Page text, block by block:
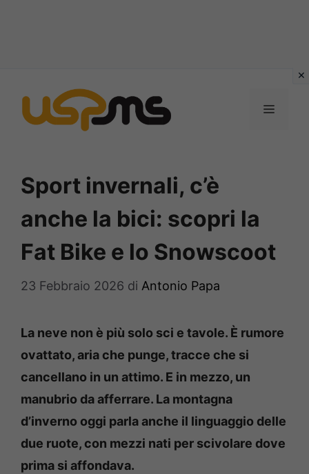
contenuto
MENU
Sport invernali, c’è
anche la bici: scopri la
Fat Bike e lo Snowscoot
23 Febbraio 2026 di Antonio Papa
La neve non è più solo sci e tavole. È rumore
ovattato, aria che punge, tracce che si
cancellano in un attimo. E in mezzo, un
manubrio da afferrare. La montagna
d’inverno oggi parla anche il linguaggio delle
due ruote, con mezzi nati per scivolare dove
prima si affondava.